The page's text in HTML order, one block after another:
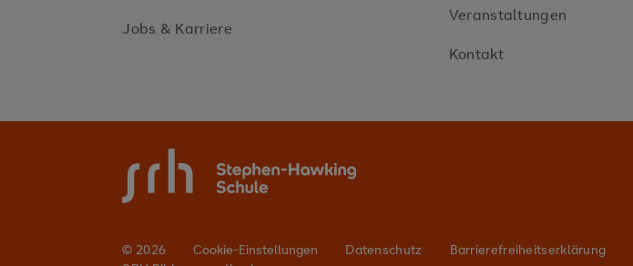
Jobs & Karriere
Veranstaltungen
Kontakt
© 2026 Cookie-Einstellungen Datenschutz Barrierefreiheitserklärung